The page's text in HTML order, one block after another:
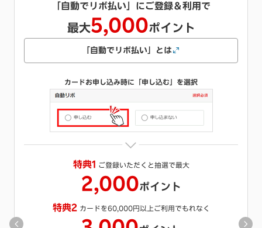
キャッシング枠をご希望で
最大1,000ポイント
キャッシングとは
カードお申し込み時にご希望のご利用可能枠を選択
キャッシング枠をご希望いただくと抽選で最大
1,000ポイント